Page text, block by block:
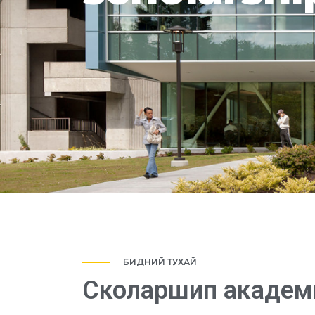
БИДНИЙ ТУХАЙ
Сколаршип